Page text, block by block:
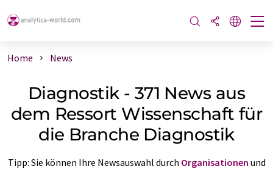
Home News
Diagnostik - 371 News aus
dem Ressort Wissenschaft für
die Branche Diagnostik
Tipp: Sie können Ihre Newsauswahl durch Organisationen und